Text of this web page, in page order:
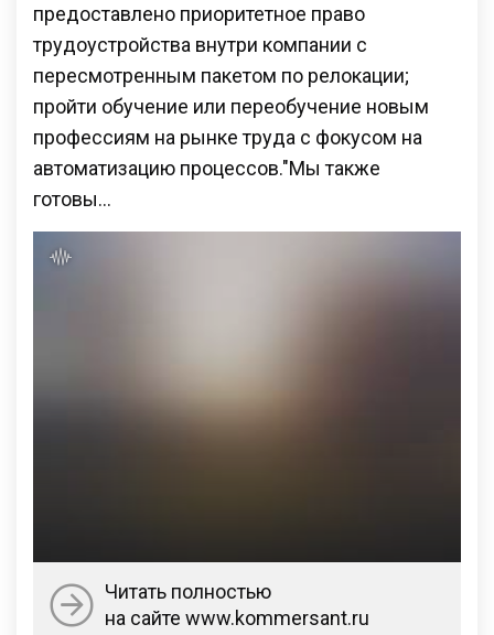
предоставлено приоритетное право
трудоустройства внутри компании с
пересмотренным пакетом по релокации;
пройти обучение или переобучение новым
профессиям на рынке труда с фокусом на
автоматизацию процессов."Мы также
готовы…
Читать полностью
на сайте www.kommersant.ru